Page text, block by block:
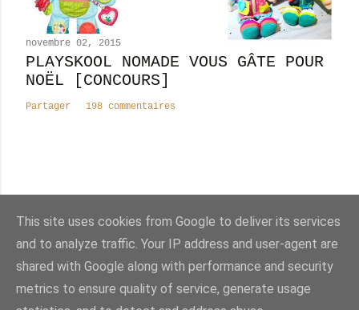
novembre 02, 2015
PLAYSKOOL NOMADE VOUS GÂTE POUR
NOËL [CONCOURS]
Partager 198 commentaires
43789
Fourni par Blogger
This site uses cookies from Google to deliver its services
and to analyze traffic. Your IP address and user-agent are
shared with Google along with performance and security
metrics to ensure quality of service, generate usage